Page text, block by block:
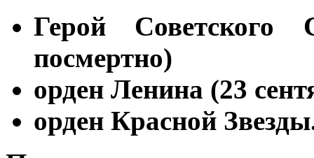
Герой Советского
посмертно)
орден Ленина (23
орден Красной